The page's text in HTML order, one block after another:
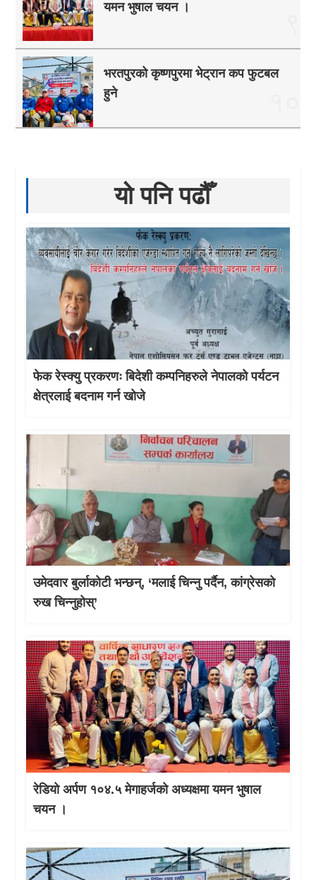
यमन भुषाल चयन ।
भरतपुरको कृष्णपुरमा भेट्रान कप फुटबल
हुने
यो पनि पढौँ
फेक रेस्क्यु प्रकरणः बिदेशी कम्पनिहरुले नेपालको पर्यटन
क्षेत्रलाई बदनाम गर्न खोजे
उमेदवार बुर्लाकोटी भन्छन्, ‘मलाई चिन्नु पर्दैन, कांग्रेसको
रुख चिन्नुहोस्’
रेडियो अर्पण १०४.५ मेगाहर्जको अध्यक्षमा यमन भुषाल
चयन ।